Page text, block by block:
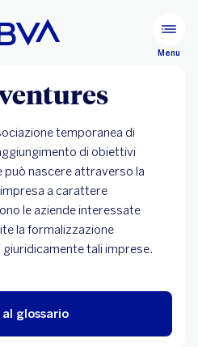
Menu
temporanea di
di obiettivi
può nascere attraverso la
a carattere
le aziende interessate
la formalizzazione
tali imprese.
al glossario